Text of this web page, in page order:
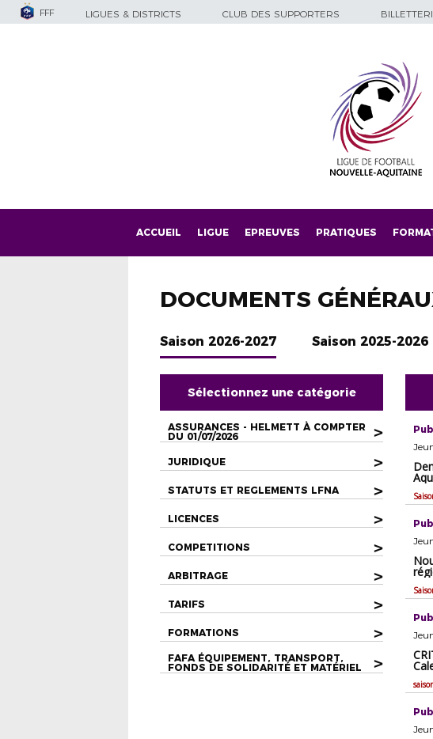
FFF LIGUES & DISTRICTS CLUB DES SUPPORTERS
ACCUEIL LIGUE EPREUVES PRATIQUES
DOCUMENTS
Saison 2026-2027 Saison 2025-2026
Sélectionnez une catégorie
ASSURANCES - HELMETT À COMPTER
DU 01/07/2026
>
JURIDIQUE >
STATUTS ET REGLEMENTS LFNA >
LICENCES >
COMPETITIONS >
ARBITRAGE >
TARIFS >
FORMATIONS >
FAFA ÉQUIPEMENT, TRANSPORT,
FONDS DE SOLIDARITÉ ET MATÉRIEL
>